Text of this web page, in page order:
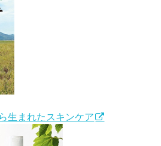
生まれたスキンケア